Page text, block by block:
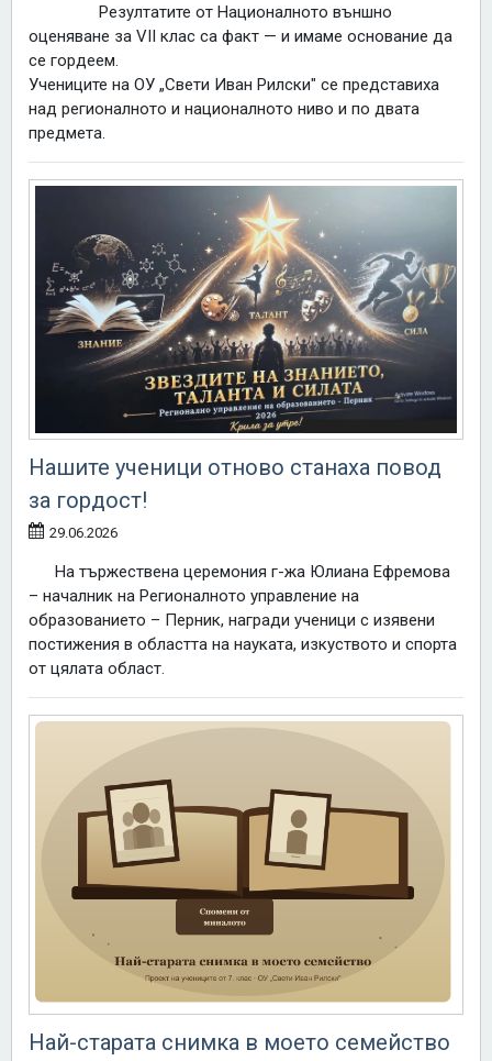
Резултатите от Националното външно
оценяване за VII клас са факт — и имаме основание да
се гордеем.
Учениците на ОУ „Свети Иван Рилски" се представиха
над регионалното и националното ниво и по двата
предмета.
Нашите ученици отново станаха повод
за гордост!
29.06.2026
На тържествена церемония г-жа Юлиана Ефремова
– началник на Регионалното управление на
образованието – Перник, награди ученици с изявени
постижения в областта на науката, изкуството и спорта
от цялата област.
Най-старата снимка в моето семейство